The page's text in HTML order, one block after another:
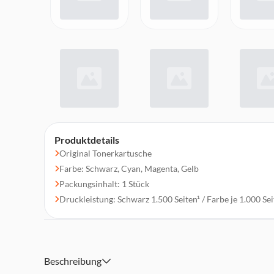
Produktdetails
Original Tonerkartusche
Farbe: Schwarz, Cyan, Magenta, Gelb
Packungsinhalt: 1 Stück
Druckleistung: Schwarz 1.500 Seiten¹ / Farbe je 1.000
Beschreibung